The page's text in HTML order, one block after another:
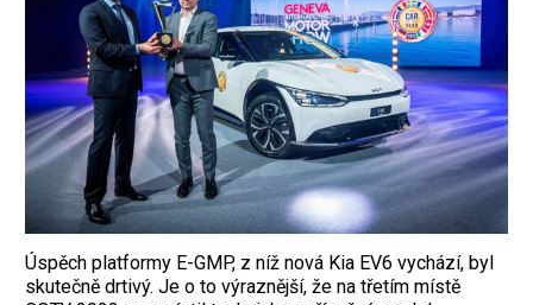
Úspěch platformy E-GMP, z níž nová Kia EV6 vychází, byl
skutečně drtivý. Je o to výraznější, že na třetím místě